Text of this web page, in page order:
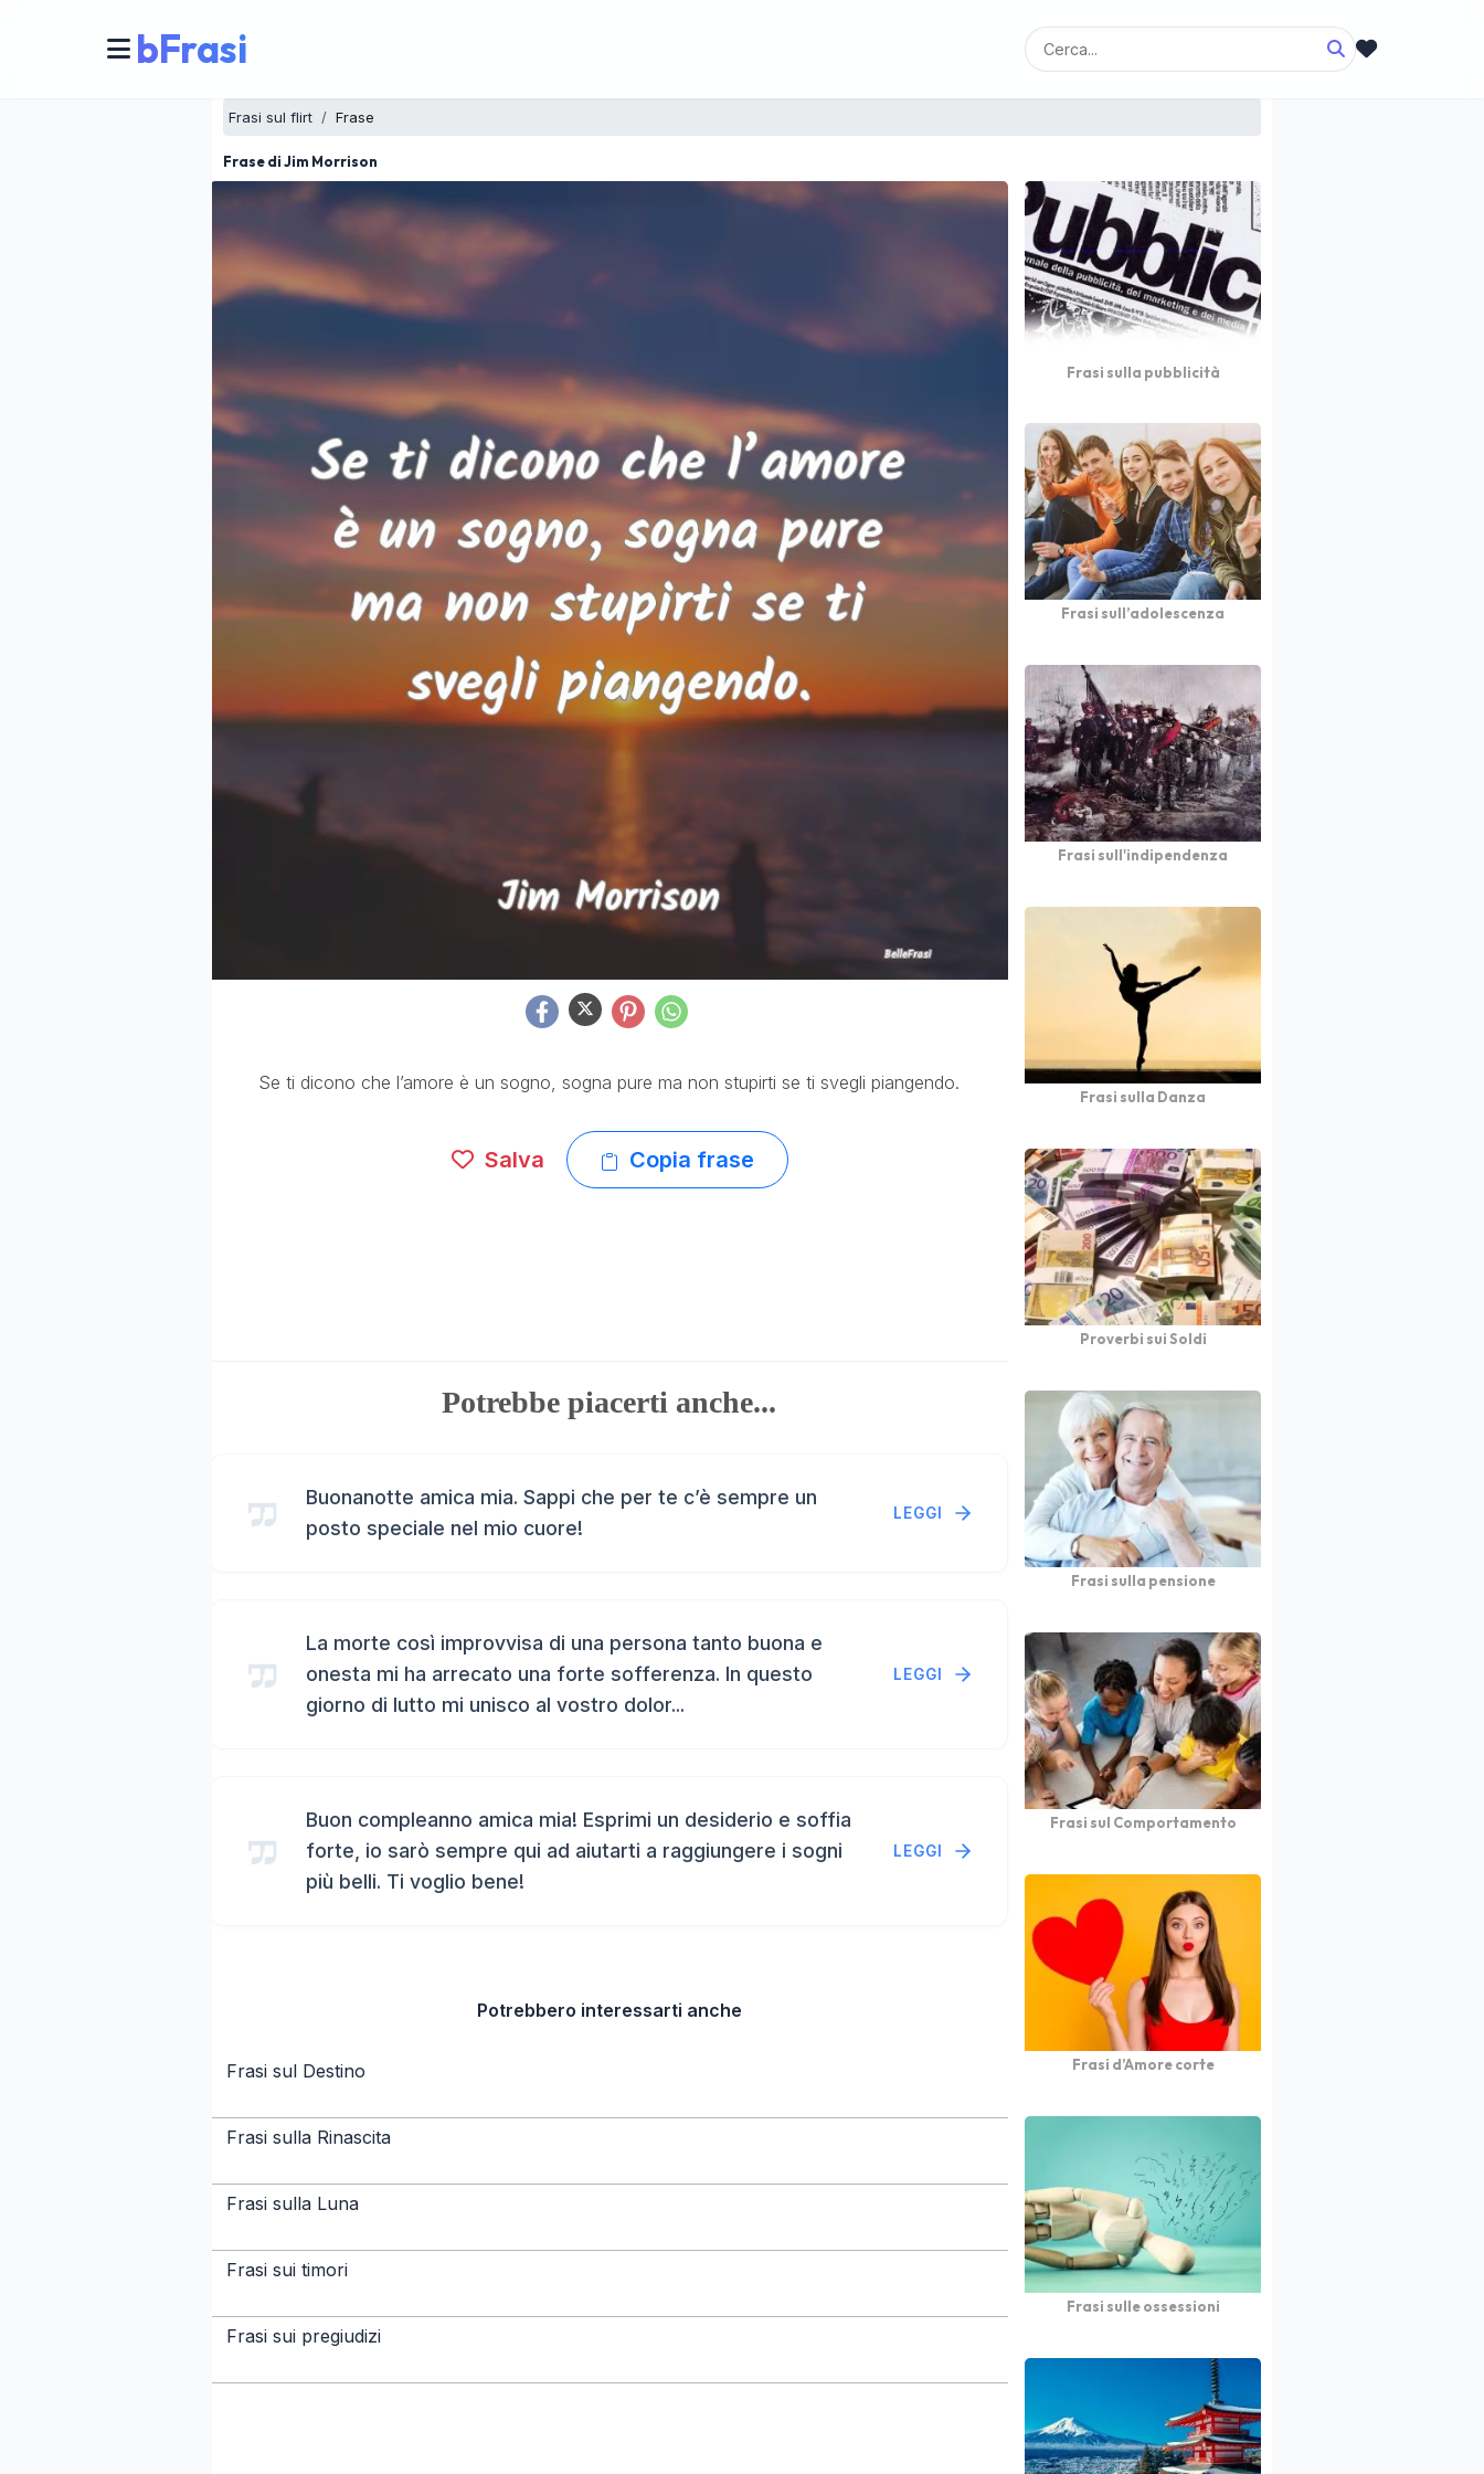
bFrasi
Frasi sul flirt Frase
Frase di Jim Morrison
Se ti dicono che l’amore è un sogno, sogna pure ma non stupirti se ti svegli piangendo.
Salva Copia frase
Potrebbe piacerti anche...
Buonanotte amica mia. Sappi che per te c’è sempre un
posto speciale nel mio cuore!
LEGGI
La morte così improvvisa di una persona tanto buona e
onesta mi ha arrecato una forte sofferenza. In questo
giorno di lutto mi unisco al vostro dolor...
LEGGI
Buon compleanno amica mia! Esprimi un desiderio e soffia
forte, io sarò sempre qui ad aiutarti a raggiungere i sogni
più belli. Ti voglio bene!
LEGGI
Potrebbero interessarti anche
Frasi sul Destino
Frasi sulla Rinascita
Frasi sulla Luna
Frasi sui timori
Frasi sui pregiudizi
Frasi sulla pubblicità
Frasi sull’adolescenza
Frasi sull'indipendenza
Frasi sulla Danza
Proverbi sui Soldi
Frasi sulla pensione
Frasi sul Comportamento
Frasi d’Amore corte
Frasi sulle ossessioni